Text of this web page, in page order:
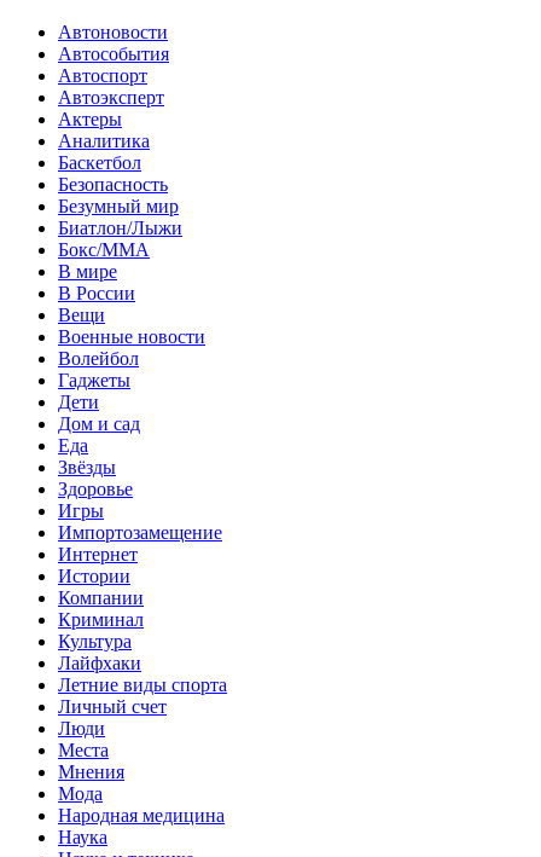
Автоновости
Автособытия
Автоспорт
Автоэксперт
Актеры
Аналитика
Баскетбол
Безопасность
Безумный мир
Биатлон/Лыжи
Бокс/MMA
В мире
В России
Вещи
Военные новости
Волейбол
Гаджеты
Дети
Дом и сад
Еда
Звёзды
Здоровье
Игры
Импортозамещение
Интернет
Истории
Компании
Криминал
Культура
Лайфхаки
Летние виды спорта
Личный счет
Люди
Места
Мнения
Мода
Народная медицина
Наука